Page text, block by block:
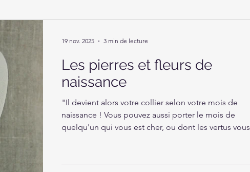
Les pierres et fleurs de
naissance
"Il devient alors votre collier selon votre mois de
naissance ! Vous pouvez aussi porter le mois de
quelqu'un qui vous est cher, ou dont les vertus vous
19 nov. 2025 3 min de lecture